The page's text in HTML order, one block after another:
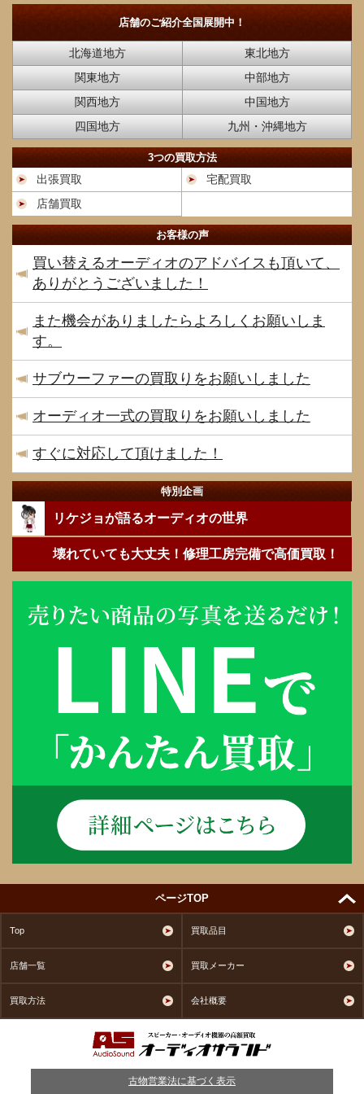
店舗のご紹介全国展開中！
北海道地方
東北地方
関東地方
中部地方
関西地方
中国地方
四国地方
九州・沖縄地方
3つの買取方法
出張買取
宅配買取
店舗買取
お客様の声
買い替えるオーディオのアドバイスも頂いて、
ありがとうございました！
また機会がありましたらよろしくお願いしま
す。
サブウーファーの買取りをお願いしました
オーディオ一式の買取りをお願いしました
すぐに対応して頂けました！
特別企画
リケジョが語るオーディオの世界
壊れていても大丈夫！修理工房完備で高価買取！
ページTOP
Top 買取品目
店舗一覧 買取メーカー
買取方法 会社概要
古物営業法に基づく表示